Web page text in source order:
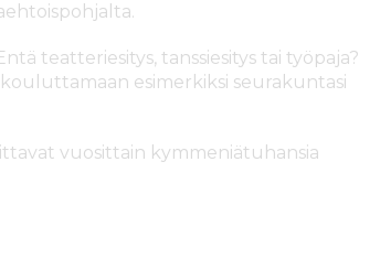
teatteriesitys, tanssiesitys tai työpaja?
esimerkiksi seurakuntasi
vuosittain kymmeniätuhansia